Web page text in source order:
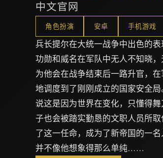
中文官网
角色扮演 安卓 手机游戏
兵长提尔在大统一战争中出色的
功勋和威名在军队中无人不知晓
为他会在战争结束后一路升官，
地调度到了刚刚成立的国家安全
说这是因为世界在变化，只懂得
子也会被踏实勤恳的文职人员所
了这一任命，成为了新帝国的一
并不像他想象得那么单纯……